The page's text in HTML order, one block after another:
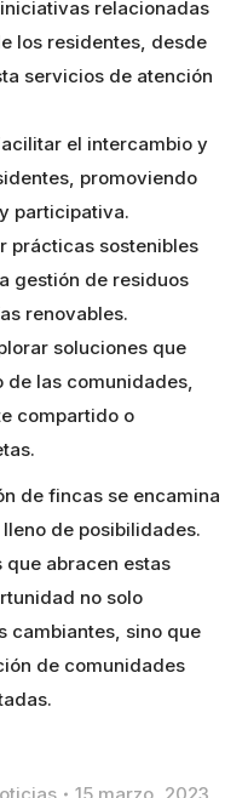
relacionadas
los residentes, desde
servicios de atención
el intercambio y
promoviendo
participativa.
prácticas sostenibles
gestión de residuos
renovables.
soluciones que
las comunidades,
compartido o
de fincas se encamina
de posibilidades.
que abracen estas
no solo
cambiantes, sino que
de comunidades
15 marzo, 2023